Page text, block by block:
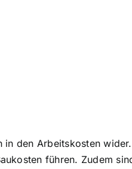
den Arbeitskosten
führen. Zudem